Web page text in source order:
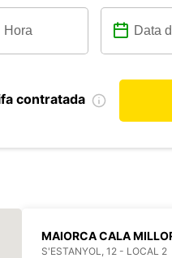
contratada
MAIORCA CALA
S'ESTANYOL, 12 - LOCAL 2